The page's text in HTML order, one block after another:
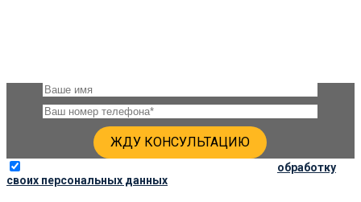
обработку
своих персональных данных